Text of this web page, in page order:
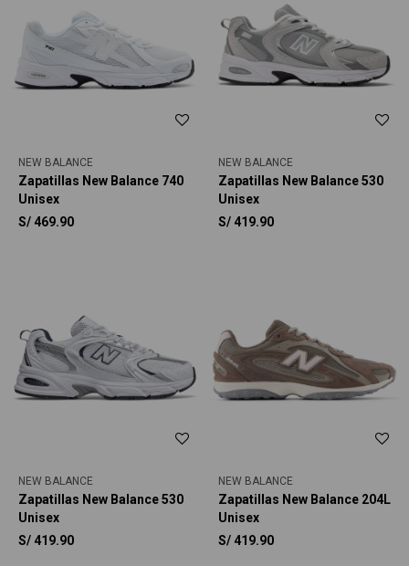
NEW BALANCE
Zapatillas New Balance 740
Unisex
S/ 469.90
NEW BALANCE
Zapatillas New Balance 530
Unisex
S/ 419.90
NEW BALANCE
Zapatillas New Balance 530
Unisex
S/ 419.90
NEW BALANCE
Zapatillas New Balance 204L
Unisex
S/ 419.90